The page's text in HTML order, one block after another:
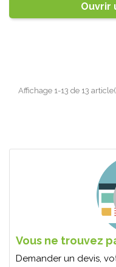
Ouvrir
Affichage 1-13 de 13
Vous ne trouvez
Demander un devis,